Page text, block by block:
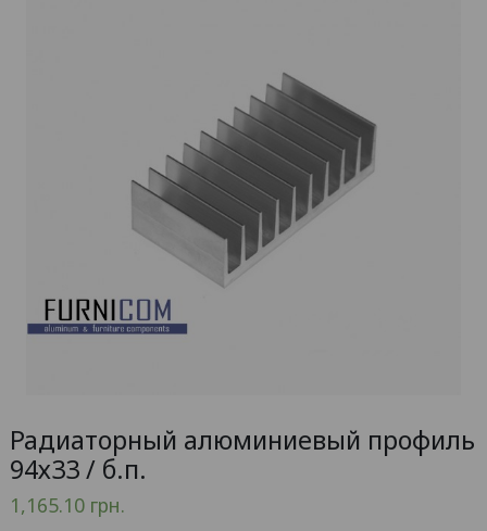
Радиаторный алюминиевый профиль
94х33 / б.п.
1,165.10 грн.